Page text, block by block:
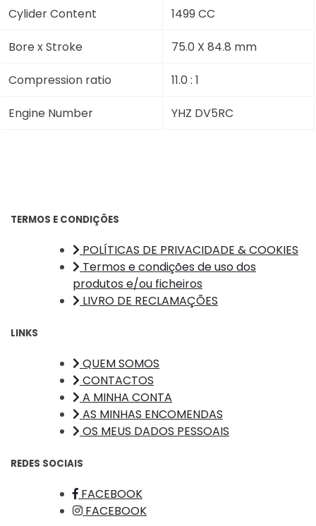
Cylider Content 1499 CC
Bore x Stroke 75.0 X 84.8 mm
Compression ratio 11.0 : 1
Engine Number YHZ DV5RC
TERMOS E CONDIÇÕES
POLÍTICAS DE PRIVACIDADE & COOKIES
Termos e condições de uso dos
produtos e/ou ficheiros
LIVRO DE RECLAMAÇÕES
LINKS
QUEM SOMOS
CONTACTOS
A MINHA CONTA
AS MINHAS ENCOMENDAS
OS MEUS DADOS PESSOAIS
REDES SOCIAIS
FACEBOOK
FACEBOOK